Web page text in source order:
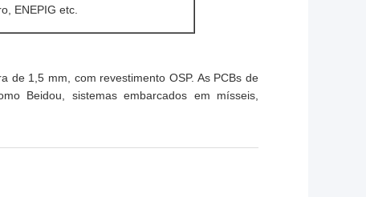
ENEPIG etc.
de 1,5 mm, com revestimento OSP. As PCBs de
Beidou, sistemas embarcados em mísseis,